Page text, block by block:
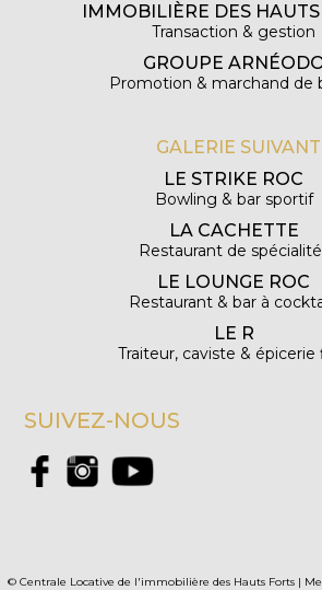
IMMOBILIÈRE DES
Transaction & gestion
GROUPE
Promotion & marchand de
GALERIE
LE STRIKE ROC
Bowling & bar sportif
LA CACHETTE
Restaurant de
LE LOUNGE ROC
Restaurant & bar à
LE R
Traiteur, caviste & épicerie
SUIVEZ-NOUS
© Centrale Locative de l'immobilière des Hauts Forts |